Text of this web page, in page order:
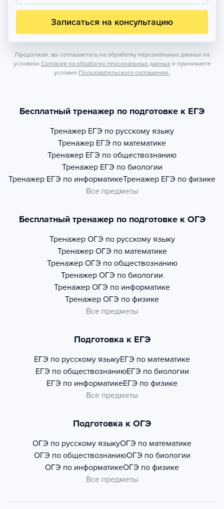
Записаться на консультацию
Продолжая, вы соглашаетесь на обработку персональных данных на
условиях Согласия на обработку персональных данных и принимаете
условия Пользовательского соглашения.
Бесплатный тренажер по подготовке к ЕГЭ
Тренажер ЕГЭ по русскому языку
Тренажер ЕГЭ по математике
Тренажер ЕГЭ по обществознанию
Тренажер ЕГЭ по биологии
Тренажер ЕГЭ по информатикеТренажер ЕГЭ по физике
Все предметы
Бесплатный тренажер по подготовке к ОГЭ
Тренажер ОГЭ по русскому языку
Тренажер ОГЭ по математике
Тренажер ОГЭ по обществознанию
Тренажер ОГЭ по биологии
Тренажер ОГЭ по информатике
Тренажер ОГЭ по физике
Все предметы
Подготовка к ЕГЭ
ЕГЭ по русскому языкуЕГЭ по математике
ЕГЭ по обществознаниюЕГЭ по биологии
ЕГЭ по информатикеЕГЭ по физике
Все предметы
Подготовка к ОГЭ
ОГЭ по русскому языкуОГЭ по математике
ОГЭ по обществознаниюОГЭ по биологии
ОГЭ по информатикеОГЭ по физике
Все предметы